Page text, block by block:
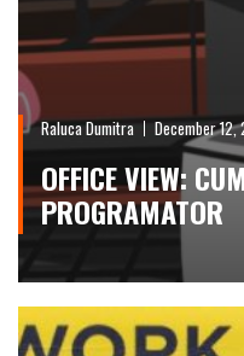
Raluca Dumitra December 12,
OFFICE VIEW:
PROGRAMATOR